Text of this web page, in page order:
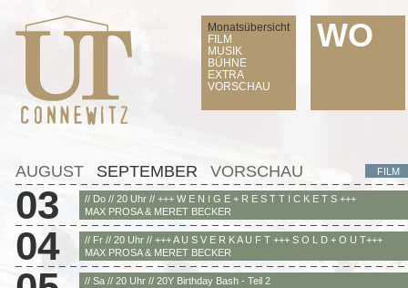
Monatsübersicht
FILM
MUSIK
BÜHNE
EXTRA
VORSCHAU
WO
AUGUST SEPTEMBER VORSCHAU FILM
03
// Do // 20 Uhr // +++ W E N I G E + R E S T T I C K E T S +++
MAX PROSA & MERET BECKER
04
// Fr // 20 Uhr // +++ A U S V E R K A U F T +++ S O L D + O U T+++
MAX PROSA & MERET BECKER
// Sa // 20 Uhr // 20Y Birthday Bash - Teil 2